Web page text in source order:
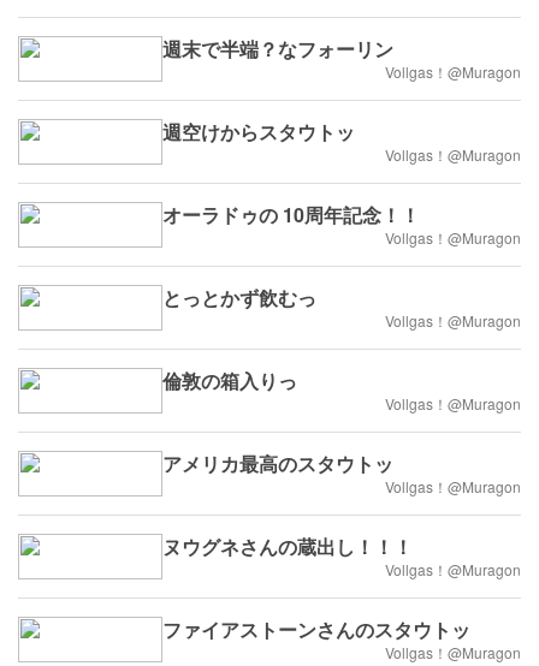
週末で半端？なフォーリン
Vollgas！@Muragon
週空けからスタウトッ
Vollgas！@Muragon
オーラドゥの 10周年記念！！
Vollgas！@Muragon
とっとかず飲むっ
Vollgas！@Muragon
倫敦の箱入りっ
Vollgas！@Muragon
アメリカ最高のスタウトッ
Vollgas！@Muragon
ヌウグネさんの蔵出し！！！
Vollgas！@Muragon
ファイアストーンさんのスタウトッ
Vollgas！@Muragon